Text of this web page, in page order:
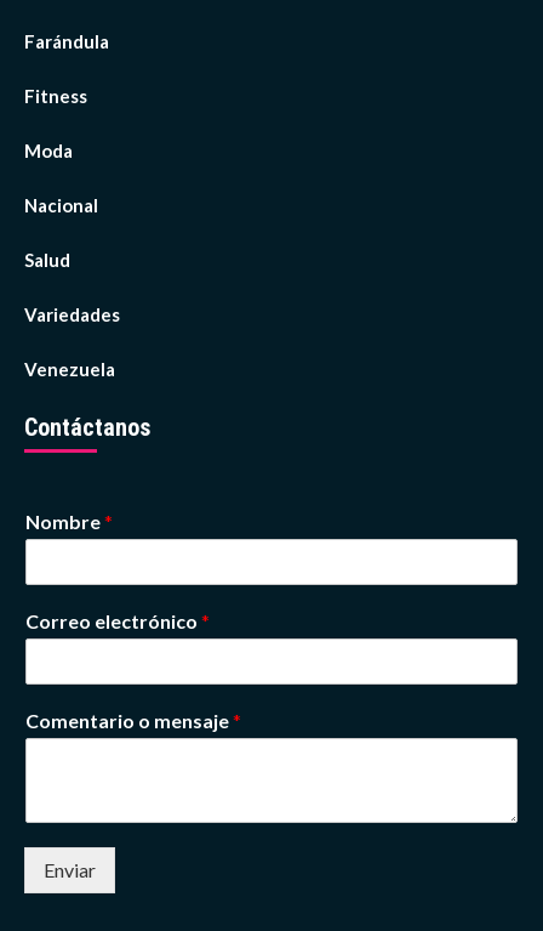
Farándula
Fitness
Moda
Nacional
Salud
Variedades
Venezuela
Contáctanos
Nombre*
Correo electrónico *
Comentario o mensaje*
Enviar